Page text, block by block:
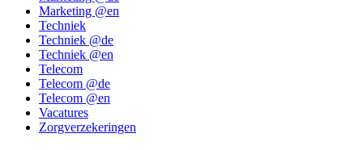
Marketing @en
Techniek
Techniek @de
Techniek @en
Telecom
Telecom @de
Telecom @en
Vacatures
Zorgverzekeringen